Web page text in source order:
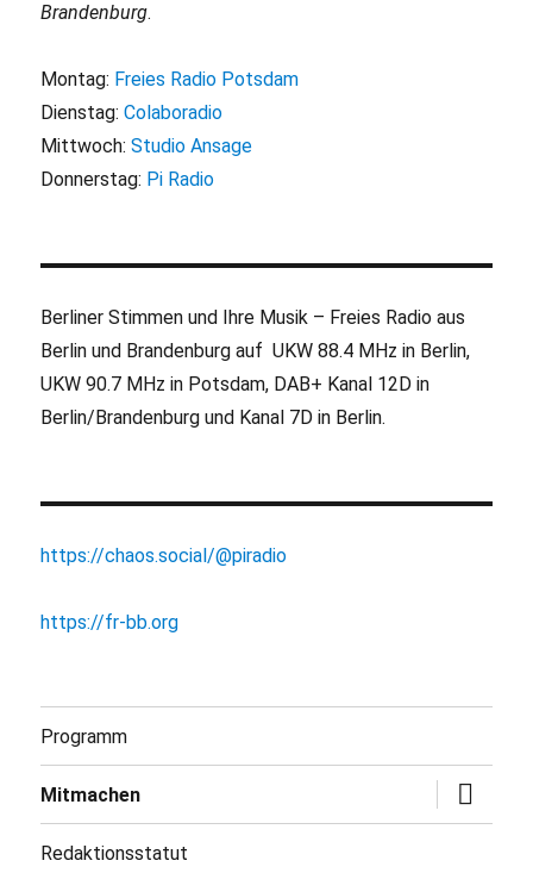
Brandenburg.
Montag: Freies Radio Potsdam
Dienstag:Colaboradio
Mittwoch:Studio Ansage
Donnerstag: Pi Radio
Berliner Stimmen und Ihre Musik – Freies Radio aus
Berlin und Brandenburg auf UKW 88.4 MHz in Berlin,
UKW 90.7 MHz in Potsdam, DAB+ Kanal 12D in
Berlin/Brandenburg und Kanal 7D in Berlin.
https://chaos.social/@piradio
https://fr-bb.org
Programm
Mitmachen
öffnen
Redaktionsstatut